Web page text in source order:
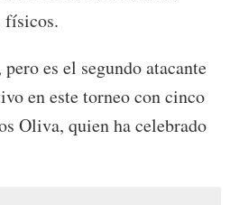
físicos.
es el segundo atacante
en este torneo con cinco
Oliva, quien ha celebrado